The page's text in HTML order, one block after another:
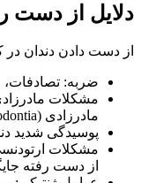
دلایل از دست‌
از دست دادن دندان
ضربه:
مشکلات
مادرزادی (Congenital hypodontia) نیز مشکل دیگری است که به نام آژنزیس دندان (tooth agenesis) نیز شناخته می‌شود و در آن یک یا چند دندان دائمی رشد نمی کنند.
پوسیدگی شدید
مشکلات
از دست رفته